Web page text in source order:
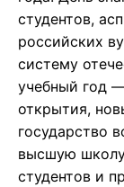
студентов,
российских
систему
учебный год
открытия,
государство
высшую
студентов и